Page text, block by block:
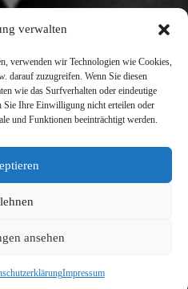
verwalten
verwenden wir Technologien wie Cookies,
darauf zuzugreifen. Wenn Sie diesen
wie das Surfverhalten oder eindeutige
Sie Ihre Einwilligung nicht erteilen oder
und Funktionen beeinträchtigt werden.
ansehen
Impressum